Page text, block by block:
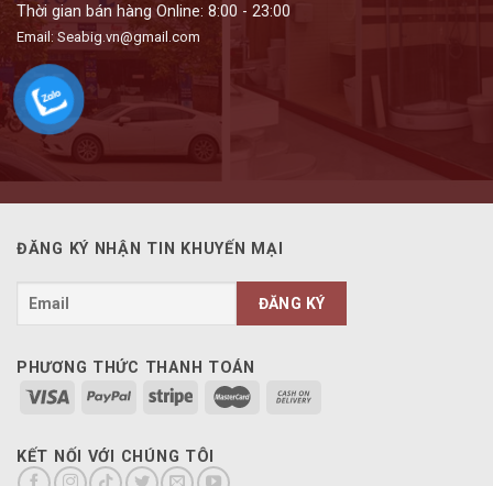
Thời gian bán hàng Online: 8:00 - 23:00
Email: Seabig.vn@gmail.com
ĐĂNG KÝ NHẬN TIN KHUYẾN MẠI
PHƯƠNG THỨC THANH TOÁN
KẾT NỐI VỚI CHÚNG TÔI